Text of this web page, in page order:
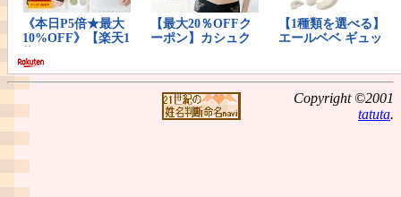
Copyright ©2001
tatuta.